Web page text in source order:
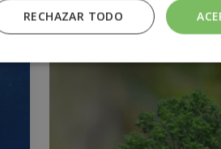
RECHAZAR TODO